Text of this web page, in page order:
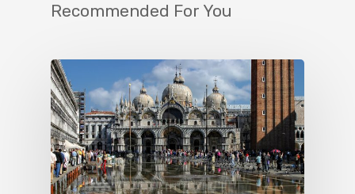
Recommended For You